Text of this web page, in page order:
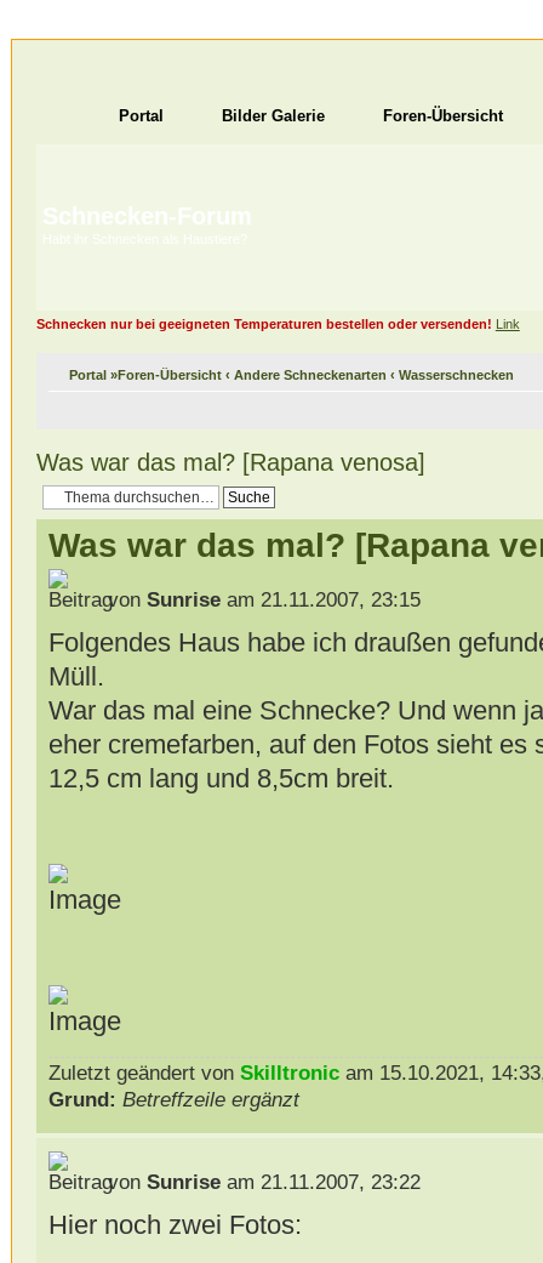
Portal Bilder Galerie Foren-Übersicht
Schnecken-Forum
Habt ihr Schnecken als Haustiere?
Schnecken nur bei geeigneten Temperaturen bestellen oder versenden! Link
Portal»Foren-Übersicht ‹ Andere Schneckenarten ‹ Wasserschnecken
Was war das mal? [Rapana venosa]
Was war das mal? [Rapana
von Sunriseam 21.11.2007, 23:15
Folgendes Haus habe ich draußen
Müll.
War das mal eine Schnecke? Und wenn
eher cremefarben, auf den Fotos sieht es
12,5 cm lang und 8,5cm breit.
Zuletzt geändert von Skilltronicam 15.10.2021,
Grund: Betreffzeile ergänzt
von Sunriseam 21.11.2007, 23:22
Hier noch zwei Fotos: